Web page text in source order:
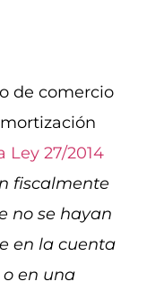
de comercio
Ley 27/2014
fiscalmente
no se hayan
en la cuenta
en una